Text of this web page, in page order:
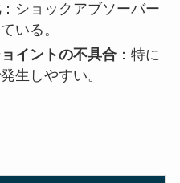
：ショックアブソーバー
いる。
イントの不具合：特に
生しやすい。